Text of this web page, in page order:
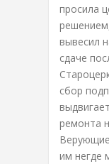
просила
вывесил
сдаче
сбор
ремонта
им негде